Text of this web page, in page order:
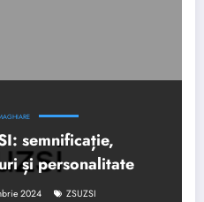
semnificație,
și personalitate
2024 ZSUZSI